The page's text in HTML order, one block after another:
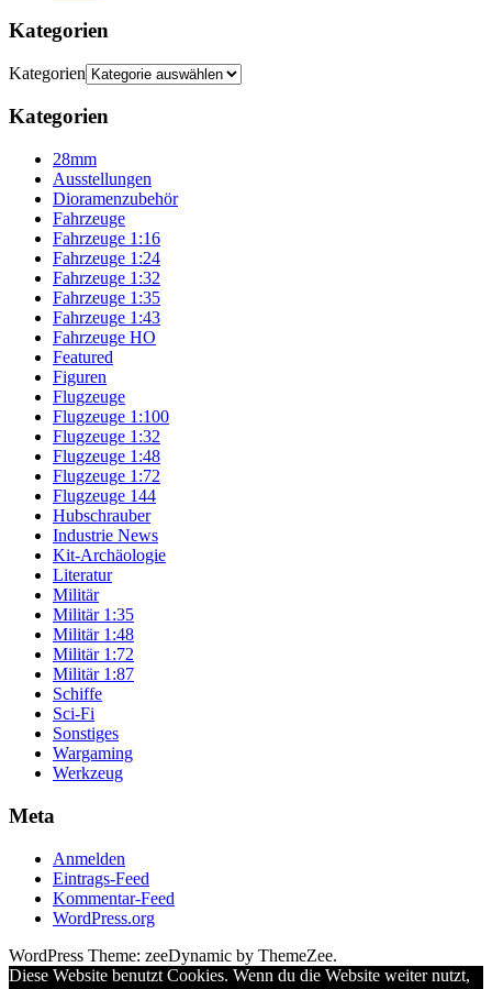
Kategorien
Kategorien
Kategorien
28mm
Ausstellungen
Dioramenzubehör
Fahrzeuge
Fahrzeuge 1:16
Fahrzeuge 1:24
Fahrzeuge 1:32
Fahrzeuge 1:35
Fahrzeuge 1:43
Fahrzeuge HO
Featured
Figuren
Flugzeuge
Flugzeuge 1:100
Flugzeuge 1:32
Flugzeuge 1:48
Flugzeuge 1:72
Flugzeuge 144
Hubschrauber
Industrie News
Kit-Archäologie
Literatur
Militär
Militär 1:35
Militär 1:48
Militär 1:72
Militär 1:87
Schiffe
Sci-Fi
Sonstiges
Wargaming
Werkzeug
Meta
Anmelden
Eintrags-Feed
Kommentar-Feed
WordPress.org
WordPress Theme: zeeDynamic by ThemeZee.
Diese Website benutzt Cookies. Wenn du die Website weiter nutzt,